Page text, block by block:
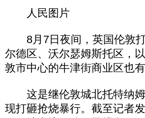
人民图片
8月7日夜间，英国伦敦打
尔德区、沃尔瑟姆斯托区，
敦市中心的牛津街商业区也
这是继伦敦城北托特纳姆
现打砸抢烧暴行。截至记者